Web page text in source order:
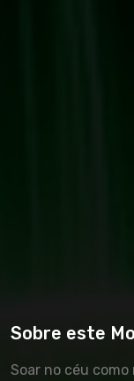
Sobre este
Soar no céu